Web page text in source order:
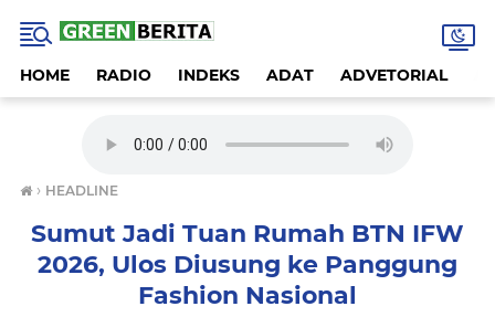
HOME RADIO INDEKS ADAT ADVETORIAL
› HEADLINE
Sumut Jadi Tuan Rumah BTN IFW
2026, Ulos Diusung ke Panggung
Fashion Nasional